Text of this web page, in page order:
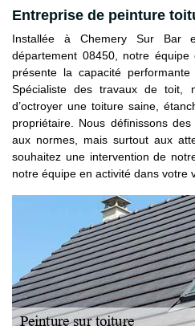
Entreprise de peinture
Installée à Chemery Sur
département 08450, notre
présente la capacité
Spécialiste des travaux de toit,
d’octroyer une toiture saine,
propriétaire. Nous définissons
aux normes, mais surtout aux
souhaitez une intervention de
notre équipe en activité dans votre